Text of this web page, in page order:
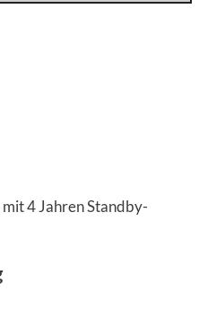
4 Jahren Standby-